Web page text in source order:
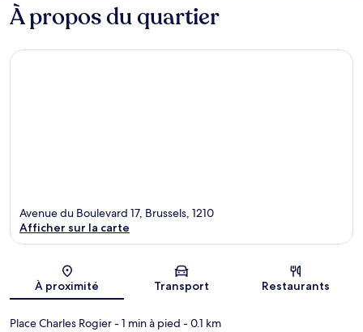
À propos du quartier
Carte
Avenue du Boulevard 17, Brussels, 1210
Afficher sur la carte
À proximité Transport Restaurants
Place Charles Rogier- 1 min à pied - 0.1 km